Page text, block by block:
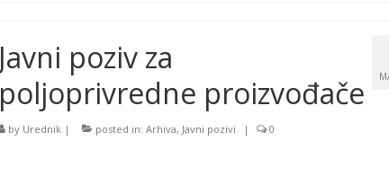
Javni poziv za
poljoprivredne proizvođače
by Urednik| posted in: Arhiva, Javni pozivi | 0